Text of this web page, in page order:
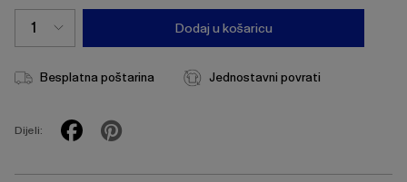
Dodaj u košaricu
Besplatna poštarina Jednostavni povrati
Dijeli: